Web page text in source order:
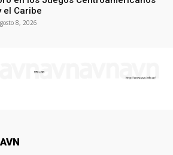
el Caribe
8, 2026